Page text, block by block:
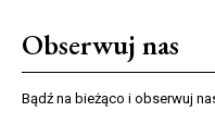
Obserwuj nas
Bądź na bieżąco i obserwuj